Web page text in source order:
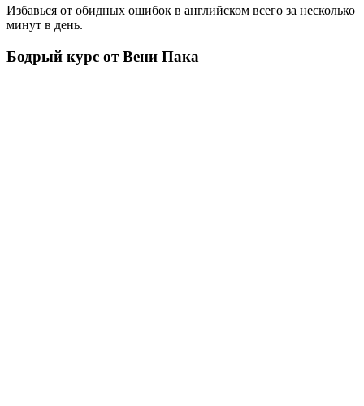
Избавься от обидных ошибок в английском всего за несколько
минут в день.
Бодрый курс от Вени Пака